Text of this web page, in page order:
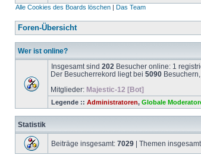
Alle Cookies des Boards löschen | Das Team
Foren-Übersicht
Wer ist online?
Insgesamt sind 202 Besucher online: 1
Der Besucherrekord liegt bei 5090
Mitglieder: Majestic-12 [Bot]
Legende :: Administratoren, Globale
Statistik
Beiträge insgesamt: 7029 | Themen